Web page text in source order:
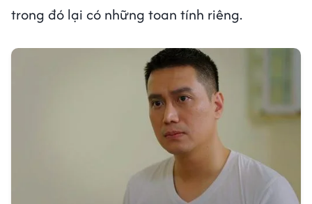
trong đó lại có những toan tính riêng.